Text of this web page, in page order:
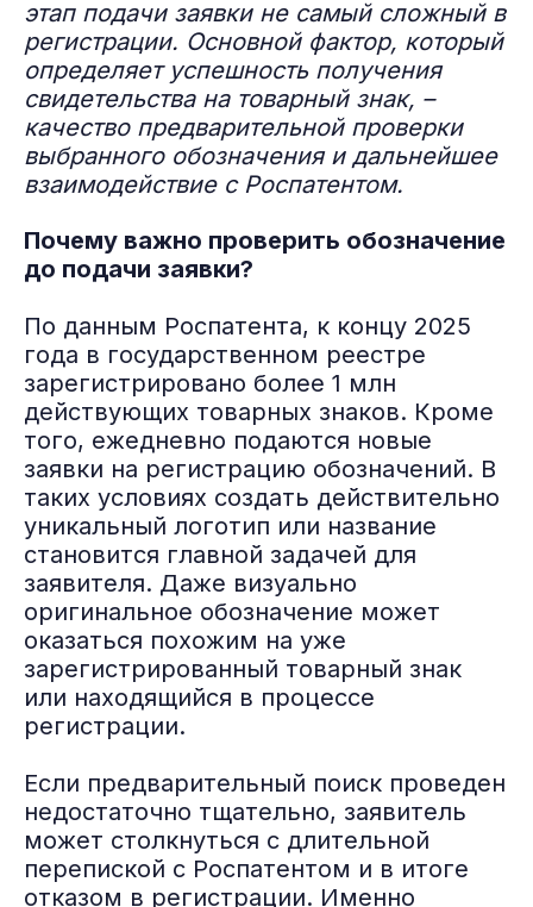
этап подачи заявки не самый сложный в
регистрации. Основной фактор, который
определяет успешность получения
свидетельства на товарный знак, –
качество предварительной проверки
выбранного обозначения и дальнейшее
взаимодействие с Роспатентом.
Почему важно проверить обозначение
до подачи заявки?
По данным Роспатента, к концу 2025
года в государственном реестре
зарегистрировано более 1 млн
действующих товарных знаков. Кроме
того, ежедневно подаются новые
заявки на регистрацию обозначений. В
таких условиях создать действительно
уникальный логотип или название
становится главной задачей для
заявителя. Даже визуально
оригинальное обозначение может
оказаться похожим на уже
зарегистрированный товарный знак
или находящийся в процессе
регистрации.
Если предварительный поиск проведен
недостаточно тщательно, заявитель
может столкнуться с длительной
перепиской с Роспатентом и в итоге
отказом в регистрации. Именно